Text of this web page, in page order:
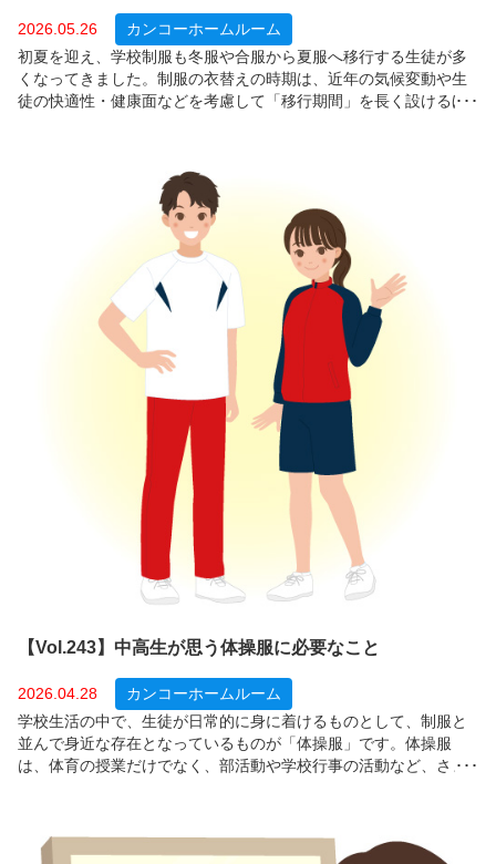
2026.05.26
カンコーホームルーム
初夏を迎え、学校制服も冬服や合服から夏服へ移行する生徒が多
くなってきました。制服の衣替えの時期は、近年の気候変動や生
徒の快適性・健康面などを考慮して「移行期間」を長く設けるほ
「子どもたちの健康や外見に対する意識」をどのように捉えてい
るのでしょうか？今回は、全国の中学・高校生の保護者１，４１
４人を対象に、制服の着用時間、健康や生活習慣への意識、体型
や外見への意識について調査しました。
【Vol.243】中高生が思う体操服に必要なこと
2026.04.28
カンコーホームルーム
学校生活の中で、生徒が日常的に身に着けるものとして、制服と
並んで身近な存在となっているものが「体操服」です。体操服
は、体育の授業だけでなく、部活動や学校行事の活動など、さま
を着るシーン、体操服を着ていて気になること、体操服で重視す